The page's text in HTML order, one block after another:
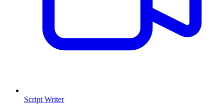
Script Writer